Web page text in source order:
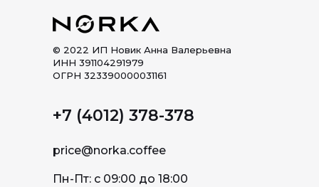
+7 (4012) 378-378
© 2022 ИП Новик Анна Валерьевна
ИНН 391104291979
ОГРН 323390000031161
price@norka.coffee
Пн-Пт: с 09:00 до 18:00